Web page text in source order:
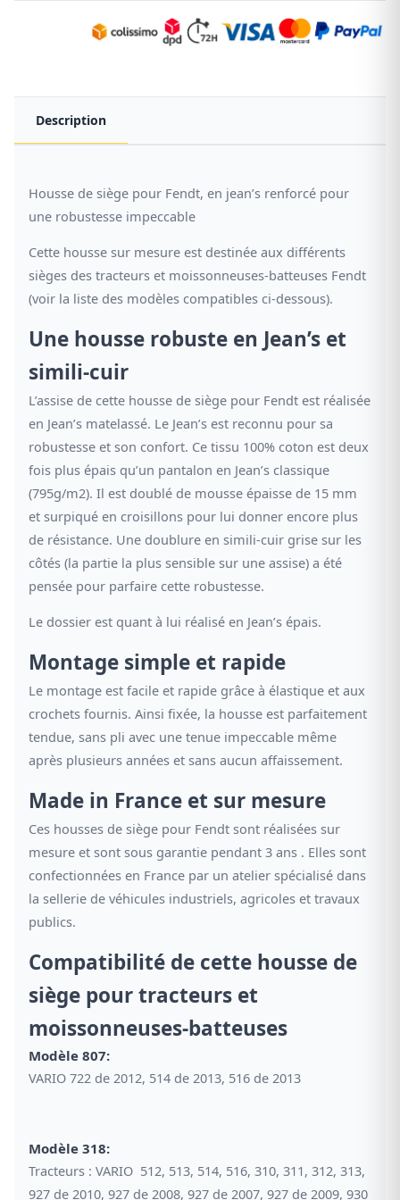
Description
Housse de siège pour Fendt, en jean’s renforcé pour
une robustesse impeccable
Cette housse sur mesure est destinée aux différents
sièges des tracteurs et moissonneuses-batteuses Fendt
(voir la liste des modèles compatibles ci-dessous).
Une housse robuste en Jean’s et
simili-cuir
L’assise de cette housse de siège pour Fendt est réalisée
en Jean’s matelassé. Le Jean’s est reconnu pour sa
robustesse et son confort. Ce tissu 100% coton est deux
fois plus épais qu’un pantalon en Jean’s classique
(795g/m2). Il est doublé de mousse épaisse de 15 mm
et surpiqué en croisillons pour lui donner encore plus
de résistance. Une doublure en simili-cuir grise sur les
côtés (la partie la plus sensible sur une assise) a été
pensée pour parfaire cette robustesse.
Le dossier est quant à lui réalisé en Jean’s épais.
Montage simple et rapide
Le montage est facile et rapide grâce à élastique et aux
crochets fournis. Ainsi fixée, la housse est parfaitement
tendue, sans pli avec une tenue impeccable même
après plusieurs années et sans aucun affaissement.
Made in France et sur mesure
Ces housses de siège pour Fendt sont réalisées sur
mesure et sont sous garantie pendant 3 ans . Elles sont
confectionnées en France par un atelier spécialisé dans
la sellerie de véhicules industriels, agricoles et travaux
publics.
Compatibilité de cette housse de
siège pour tracteurs et
moissonneuses-batteuses
Modèle 807:
VARIO 722 de 2012, 514 de 2013, 516 de 2013
Modèle 318:
Tracteurs : VARIO 512, 513, 514, 516, 310, 311, 312, 313,
927 de 2010, 927 de 2008, 927 de 2007, 927 de 2009, 930